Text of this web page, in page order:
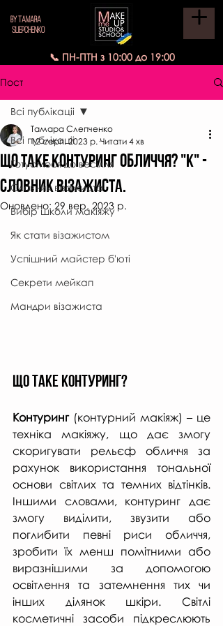
BY TAMARA
SLIEPCHENKO
📞 ПН-ПТН з 10:00 до 19:00
Пост
Всі публікаціі
Готуємося до весілля
Словник візажиста
Вибір школи макіяжу
Як стати візажистом
Успішний майстер б'юті
Секрети мейкап
Мандри візажиста
Всі публікаціі
ЩО ТАКЕ КОНТУРИНГ ОБЛИЧЧЯ? "К" -
СЛОВНИК ВІЗАЖИСТА.
Тамара Слепченко
12 серп. 2023 р. Читати 4 хв
Оновлено: 29 вер. 2023 р.
що ТАКЕ КОНТУРИНГ?
Контуринг (контурний макіяж) – це
техніка макіяжу, що дає змогу
скоригувати рельєф обличчя за
рахунок використання тональної
основи світлих та темних відтінків.
Іншими словами, контуринг дає
змогу виділити, звузити або
поглибити певні риси обличчя,
зробити їх менш помітними або
виразнішими за допомогою
освітлення та затемнення тих чи
інших ділянок шкіри. Світлі
косметичні засоби підкреслюють